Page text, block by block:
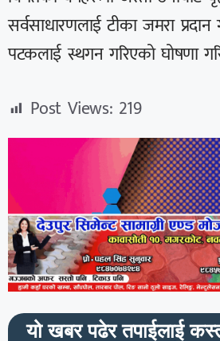
सर्वसाधारणलाई टीका जमरा
पटकलाई स्थगन गरिएको घोषणा
Post Views: 219
यो खबर पढेर तपाईलाई